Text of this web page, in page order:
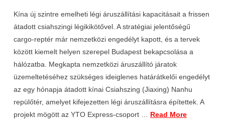
Kína új szintre emelheti légi áruszállítási kapacitásait a frissen
átadott csiahszingi légikikötővel. A stratégiai jelentőségű
cargo-reptér már nemzetközi engedélyt kapott, és a tervek
között kiemelt helyen szerepel Budapest bekapcsolása a
hálózatba. Megkapta nemzetközi áruszállító járatok
üzemeltetéséhez szükséges ideiglenes határátkelői engedélyt
az egy hónapja átadott kínai Csiahszing (Jiaxing) Nanhu
repülőtér, amelyet kifejezetten légi áruszállításra építettek. A
projekt mögött az YTO Express-csoport … Read More